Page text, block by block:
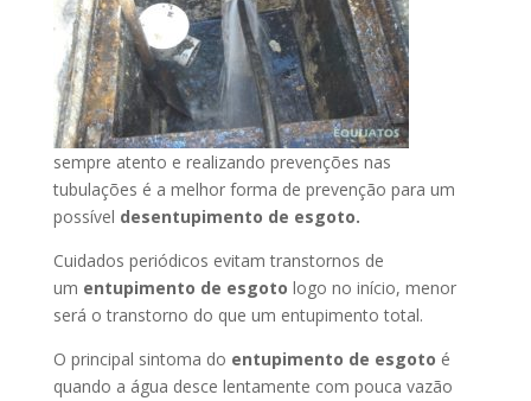
sempre atento e realizando prevenções nas
tubulações é a melhor forma de prevenção para um
possível desentupimento de esgoto.
Cuidados periódicos evitam transtornos de
um entupimento de esgoto logo no início, menor
será o transtorno do que um entupimento total.
O principal sintoma do entupimento de esgoto é
quando a água desce lentamente com pouca vazão